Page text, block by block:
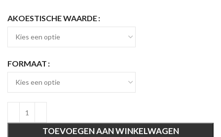
AKOESTISCHE WAARDE
FORMAAT
TOEVOEGEN AAN WINKELWAGEN